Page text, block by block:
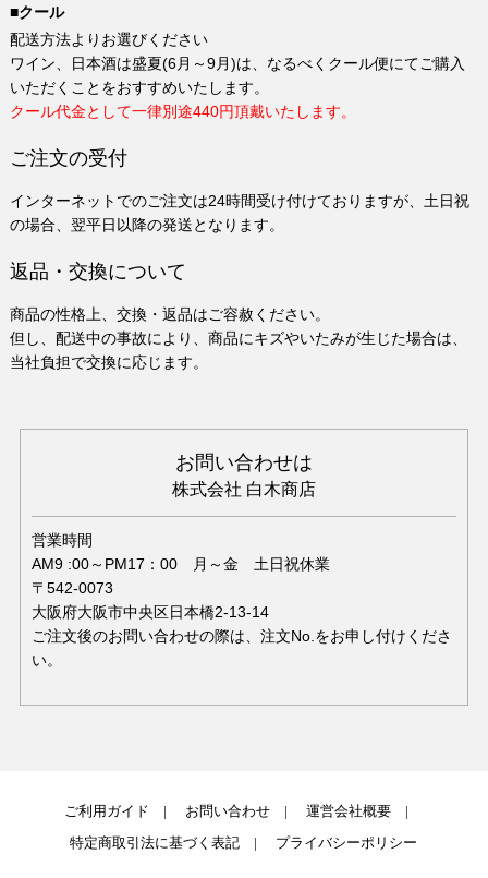
■クール
配送方法よりお選びください
ワイン、日本酒は盛夏(6月～9月)は、なるべくクール便にてご購入
いただくことをおすすめいたします。
クール代金として一律別途440円頂戴いたします。
ご注文の受付
インターネットでのご注文は24時間受け付けておりますが、土日祝
の場合、翌平日以降の発送となります。
返品・交換について
商品の性格上、交換・返品はご容赦ください。
但し、配送中の事故により、商品にキズやいたみが生じた場合は、
当社負担で交換に応じます。
お問い合わせは
株式会社 白木商店
営業時間
AM9 :00～PM17：00 月～金 土日祝休業
〒542-0073
大阪府大阪市中央区日本橋2-13-14
ご注文後のお問い合わせの際は、注文No.をお申し付けくださ
い。
ご利用ガイド お問い合わせ
運営会社概要
特定商取引法に基づく表記
プライバシーポリシー